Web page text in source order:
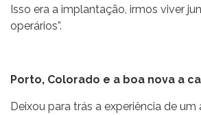
Isso era a implantação, irmos viver
operários”.
Porto, Colorado e a boa nova a
Deixou para trás a experiência de um